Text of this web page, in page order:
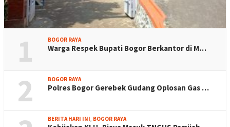
1 BOGOR RAYA
Warga Respek Bupati Bogor Berkantor di M…
2 BOGOR RAYA
Polres Bogor Gerebek Gudang Oplosan Gas …
BERITA HARI INI, BOGOR RAYA